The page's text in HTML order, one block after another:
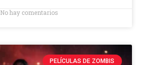
No hay comentarios
PELÍCULAS DE ZOMBIS